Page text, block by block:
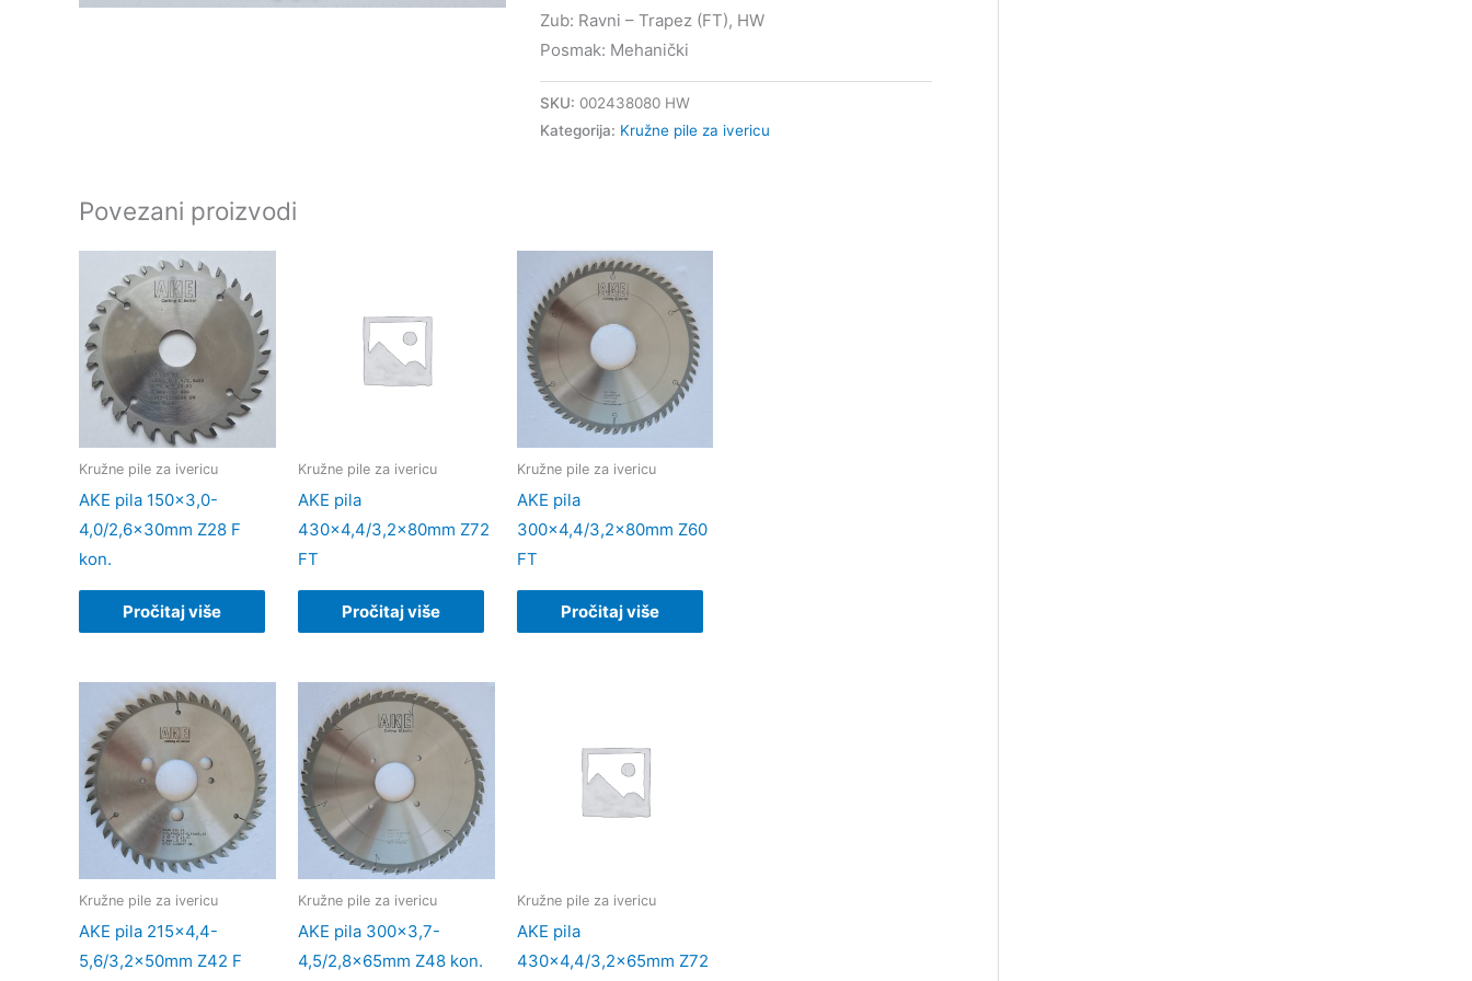
Zub: Ravni – Trapez (FT), HW
Posmak: Mehanički
SKU: 002438080 HW
Kategorija: Kružne pile za ivericu
Povezani proizvodi
Kružne pile za ivericu
AKE pila 150×3,0-
4,0/2,6x30mm Z28 F
kon.
Pročitaj više
Kružne pile za ivericu
AKE pila
430×4,4/3,2x80mm Z72
FT
Pročitaj više
Kružne pile za ivericu
AKE pila
300×4,4/3,2x80mm Z60
FT
Pročitaj više
Kružne pile za ivericu
AKE pila 215×4,4-
5,6/3,2x50mm Z42 F
Kružne pile za ivericu
AKE pila 300×3,7-
4,5/2,8x65mm Z48 kon.
Kružne pile za ivericu
AKE pila
430×4,4/3,2x65mm Z72